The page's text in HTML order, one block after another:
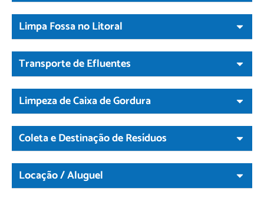
Limpa Fossa no Litoral
Transporte de Efluentes
Limpeza de Caixa de Gordura
Coleta e Destinação de Resíduos
Locação / Aluguel